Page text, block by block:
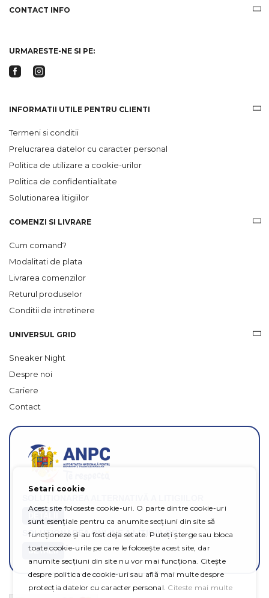
CONTACT INFO
URMARESTE-NE SI PE:
INFORMATII UTILE PENTRU CLIENTI
Termeni si conditii
Prelucrarea datelor cu caracter personal
Politica de utilizare a cookie-urilor
Politica de confidentialitate
Solutionarea litigiilor
COMENZI SI LIVRARE
Cum comand?
Modalitati de plata
Livrarea comenzilor
Returul produselor
Conditii de intretinere
UNIVERSUL GRID
Sneaker Night
Despre noi
Cariere
Contact
SOLUȚIONAREA ONLINE A LITIGIILOR
DETALII
Setari cookie
Acest site foloseste cookie-uri. O parte dintre cookie-uri
sunt esențiale pentru ca anumite secțiuni din site să
funcționeze și au fost deja setate. Puteți șterge sau bloca
toate cookie-urile pe care le folosește acest site, dar
anumite secțiuni din site nu vor mai funcționa. Citește
despre politica de cookie-uri sau află mai multe despre
protecția datelor cu caracter personal. Citeste mai multe